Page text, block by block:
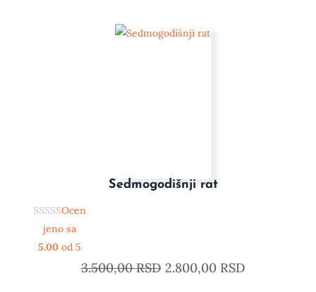
Sedmogodišnji rat
Ocen
jeno sa
5.00od 5
3.500,00RSD 2.800,00 RSD